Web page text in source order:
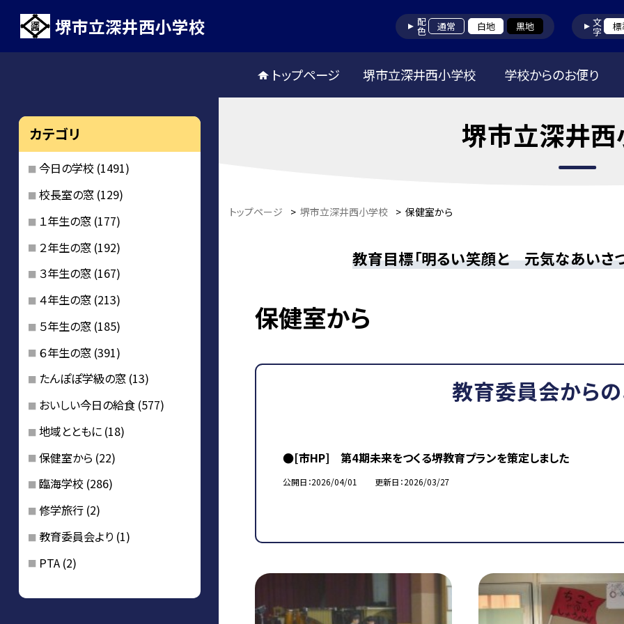
堺市立深井西小学校 配色 通常 白地 黒地 文字
トップページ 堺市立深井西小学校 学校からのお便り
堺市立深井
トップページ > 堺市立深井西小学校 > 保健室から
教育目標「明るい笑顔と 元気なあいさ
保健室から
教育委員会から
●[市HP] 第4期未来をつくる堺教育プランを策定しました
公開日 2026/04/01 更新日 2026/03/27
カテゴリ
今日の学校 (1491)
校長室の窓 (129)
１年生の窓 (177)
２年生の窓 (192)
３年生の窓 (167)
４年生の窓 (213)
５年生の窓 (185)
６年生の窓 (391)
たんぽぽ学級の窓 (13)
おいしい今日の給食 (577)
地域とともに (18)
保健室から (22)
臨海学校 (286)
修学旅行 (2)
教育委員会より (1)
PTA (2)